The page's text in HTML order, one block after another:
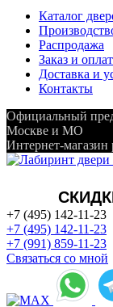
Каталог
Распродажа
Заказ и
Доставка и
Контакты
Официальный
Москве и МО
Интернет-магазин
+7 (495) 142-11-23
+7 (495) 142-11-23
+7 (991) 859-11-23
Связаться со мной